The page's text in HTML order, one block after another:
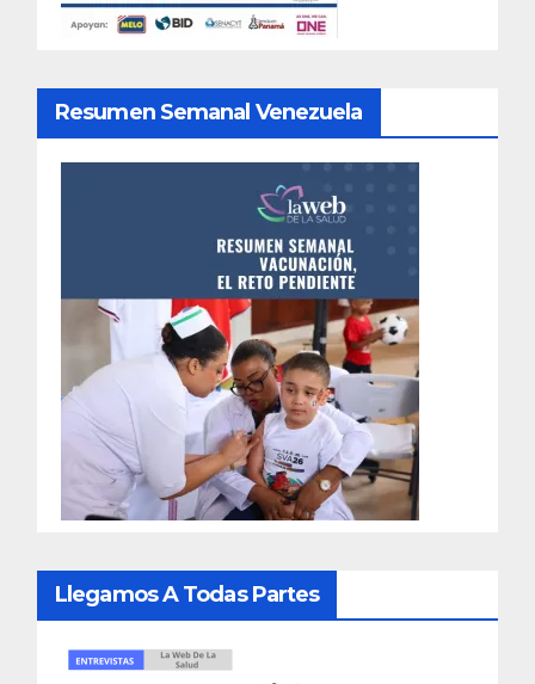
Resumen Semanal Venezuela
Llegamos A Todas Partes